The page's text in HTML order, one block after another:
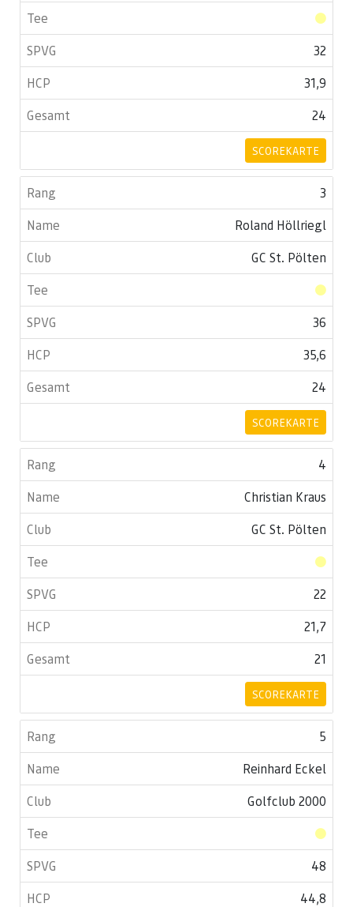
32
31,9
24
SCOREKARTE
3
Roland Höllriegl
GC St. Pölten
36
35,6
24
SCOREKARTE
4
Christian Kraus
GC St. Pölten
22
21,7
21
SCOREKARTE
5
Reinhard Eckel
Golfclub 2000
48
44,8